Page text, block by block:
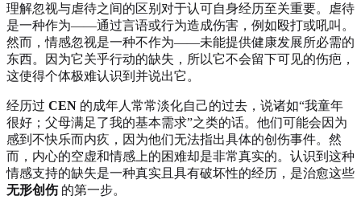
理解忽视与虐待之间的区别对于认可自身经历至关重要。虐待
是一种作为——通过言语或行为造成伤害，例如殴打或吼叫。
然而，情感忽视是一种不作为——未能提供健康发展所必需的
东西。因为它关乎行动的缺失，所以它不会留下可见的伤疤，
这使得个体极难认识到并说出它。
经历过 CEN 的成年人常常淡化自己的过去，说诸如“我童年
很好；父母满足了我的基本需求”之类的话。他们可能会因为
感到不快乐而内疚，因为他们无法指出具体的创伤事件。然
而，内心的空虚和情感上的困难却是非常真实的。认识到这种
情感支持的缺失是一种真实且具有破坏性的经历，是治愈这些
无形创伤的第一步。